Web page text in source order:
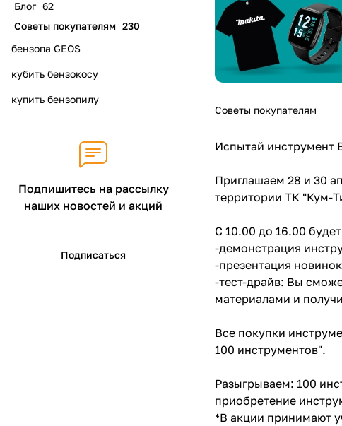
Советы покупателям
Испытай инструмент
Приглашаем 28 и 30
территории ТК "Кум-
С 10.00 до 16.00
-демонстрация
-презентация
-тест-драйв: Вы
материалами и
Все покупки
100 инструментов".
Разыгрываем: 100
приобретение
*В акции принимают
Блог 62
Советы покупателям 230
бензопа GEOS
кубить бензокосу
купить бензопилу
Подпишитесь на рассылку
наших новостей и акций
Подписаться
25